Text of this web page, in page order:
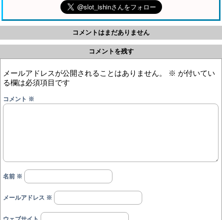
コメントはまだありません
コメントを残す
メールアドレスが公開されることはありません。 ※ が付いてい
る欄は必須項目です
コメント ※
名前 ※
メールアドレス ※